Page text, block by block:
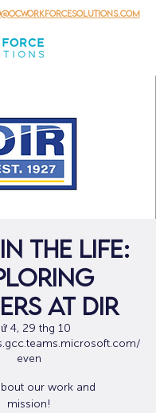
THE LIFE:
AT DIR
4, 29 thg 10
even
our work and
mission!